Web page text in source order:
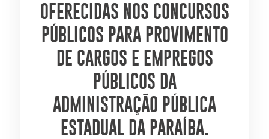
OFERECIDAS NOS CONCURSOS
PÚBLICOS PARA PROVIMENTO
DE CARGOS E EMPREGOS
PÚBLICOS DA
ADMINISTRAÇÃO PÚBLICA
ESTADUAL DA PARAÍBA.